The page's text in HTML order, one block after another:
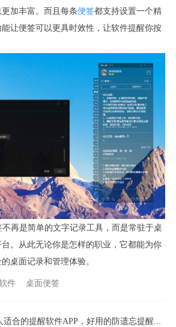
加丰富。而且每条便签都支持设置一个精
让便签可以更具时效性，让软件提醒你按
再是简单的文字记录工具，而是常驻于桌
。从此无论你是怎样的职业，它都能为你
桌面记录和管理体验。
件 桌面便签
合的提醒软件APP，好用的防遗忘提醒工具